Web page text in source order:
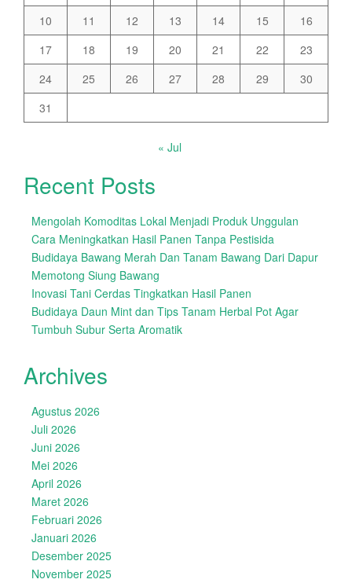
10
11 12 13 14 15
16
17
18 19 20 21 22
23
24
25 26 27 28 29
30
31
« Jul
Recent Posts
Mengolah Komoditas Lokal Menjadi Produk Unggulan
Cara Meningkatkan Hasil Panen Tanpa Pestisida
Budidaya Bawang Merah Dan Tanam Bawang Dari Dapur
Memotong Siung Bawang
Inovasi Tani Cerdas Tingkatkan Hasil Panen
Budidaya Daun Mint dan Tips Tanam Herbal Pot Agar
Tumbuh Subur Serta Aromatik
Archives
Agustus 2026
Juli 2026
Juni 2026
Mei 2026
April 2026
Maret 2026
Februari 2026
Januari 2026
Desember 2025
November 2025